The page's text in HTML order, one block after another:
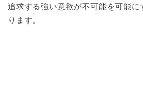
追求する強い意欲が不可能を可能に
ります。